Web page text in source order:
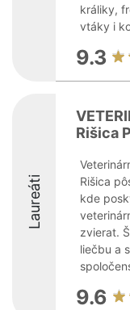
králiky,
vtáky i
9.3
Laureáti
Rišica
Rišica
kde
zvierat.
liečbu a
9.6